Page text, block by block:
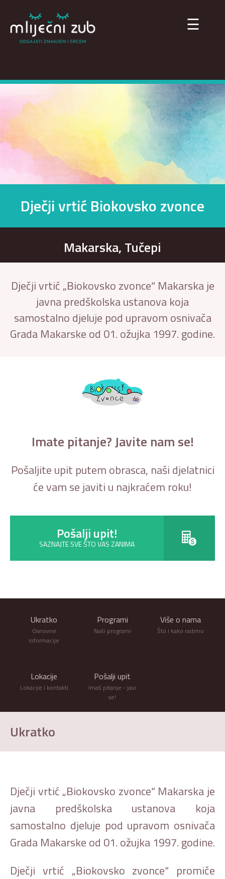
×
☰
Dječji vrtić Biokovsko zvonce
Makarska, Tučepi
Dječji vrtić „Biokovsko zvonce“ Makarska je
javna predškolska ustanova koja
samostalno djeluje pod upravom osnivača
Grada Makarske od 01. ožujka 1997. godine.
Imate pitanje? Javite nam se!
Pošaljite upit putem obrasca, naši djelatnici
će vam se javiti u najkraćem roku!
Pošalji upit!
SAZNAJTE SVE ŠTO VAS ZANIMA
Ukratko
Osnovne
informacije
Programi
Naši programi
Više o nama
Što i kako radimo
Lokacije
Lokacije i kontakti
Pošalji upit
Imaš pitanje - javi
se!
Ukratko
Dječji vrtić „Biokovsko zvonce“ Makarska je
javna predškolska ustanova koja
samostalno djeluje pod upravom osnivača
Grada Makarske od 01. ožujka 1997. godine.
Dječji vrtić „Biokovsko zvonce“ promiče